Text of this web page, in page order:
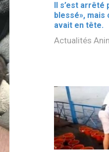
Il s’est arrêté
blеssé», mais
avait en tête.
Actualités